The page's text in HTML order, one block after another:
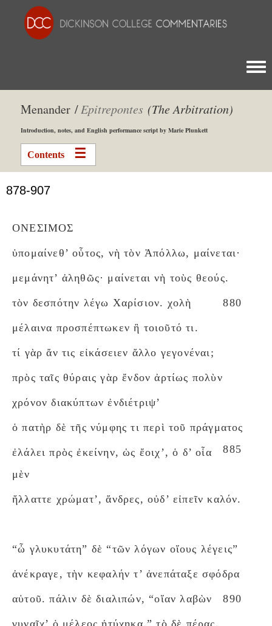
Menander /Epitrepontes (The Arbitration)
Introduction, notes, and English performance script by Marie Plunkett
Contents
878-907
ΟΝΕΣΙΜΟΣ
ὑπομαίνεθ’ οὗτος, νὴ τὸν Ἀπόλλω, μαίνεται·
μεμάνητ’ ἀληθῶς· μαίνεται νὴ τοὺς θεούς.
τὸν δεσπότην λέγω Χαρίσιον. χολὴ 880
μέλαινα προσπέπτωκεν ἢ τοιοῦτό τι.
τί γὰρ ἄν τις εἰκάσειεν ἄλλο γεγονέναι;
πρὸς ταῖς θύραις γὰρ ἔνδον ἀρτίως πολὺν
χρόνον διακύπτων ἐνδιέτριψ’
ὁ πατὴρ δὲ τῆς νύμφης τι περὶ τοῦ πράγματος
885
ἐλάλει πρὸς ἐκείνην, ὡς ἔοιχ’, ὁ δ’ οἷα
μὲν
ἤλλαττε χρώματ’, ἄνδρες, οὐδ’ εἰπεῖν καλόν.
“ὦ γλυκυτάτη” δὲ “τῶν λόγων οἵους λέγεις”
ἀνέκραγε, τὴν κεφαλήν τ’ ἀνεπάταξε σφόδρα
αὑτοῦ. πάλιν δὲ διαλιπών, “οἵαν λαβὼν 890
γυναῖχ’ ὁ μέλεος ἠτύχηκα.” τὸ δὲ πέρας,